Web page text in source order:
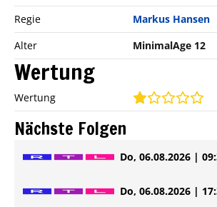
Regie
Markus Hansen
Alter
MinimalAge 12
Wertung
Wertung
Nächste Folgen
Do, 06.08.2026 |
Do, 06.08.2026 |